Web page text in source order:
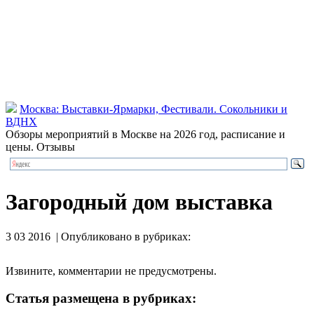
Москва: Выставки-Ярмарки, Фестивали. Сокольники и
ВДНХ
Обзоры мероприятий в Москве на 2026 год, расписание и
цены. Отзывы
Загородный дом выставка
3 03 2016 | Опубликовано в рубриках:
Извините, комментарии не предусмотрены.
Статья размещена в рубриках: